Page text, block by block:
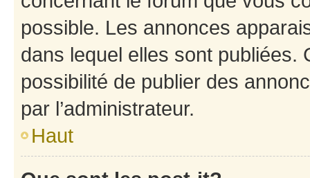
possible. Les annonces
dans lequel elles sont publiées.
possibilité de publier des
par l’administrateur.
Haut